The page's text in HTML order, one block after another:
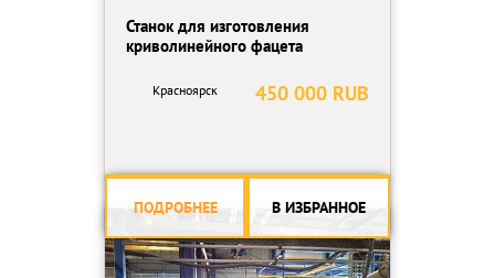
Станок для изготовления
криволинейного фацета
450 000 RUB
Красноярск
ПОДРОБНЕЕ В ИЗБРАННОЕ